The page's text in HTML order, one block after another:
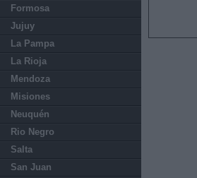
Formosa
Jujuy
La Pampa
La Rioja
Mendoza
Misiones
Neuquén
Rio Negro
Salta
San Juan